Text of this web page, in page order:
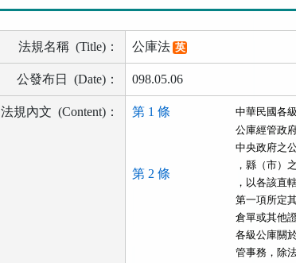
法規名稱 (Title) ： 公庫法 英
公發布日 (Date) ： 098.05.06
法規內文 (Content) ： 第 1 條
第 2 條
公庫經管政
中央政府之
，縣（市）
，以各該直
第一項所定
各級公庫關
管事務，除